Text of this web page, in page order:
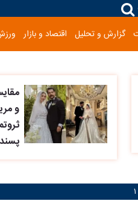
گزارش و تحلیل اقتصاد و بازار
و
پسند